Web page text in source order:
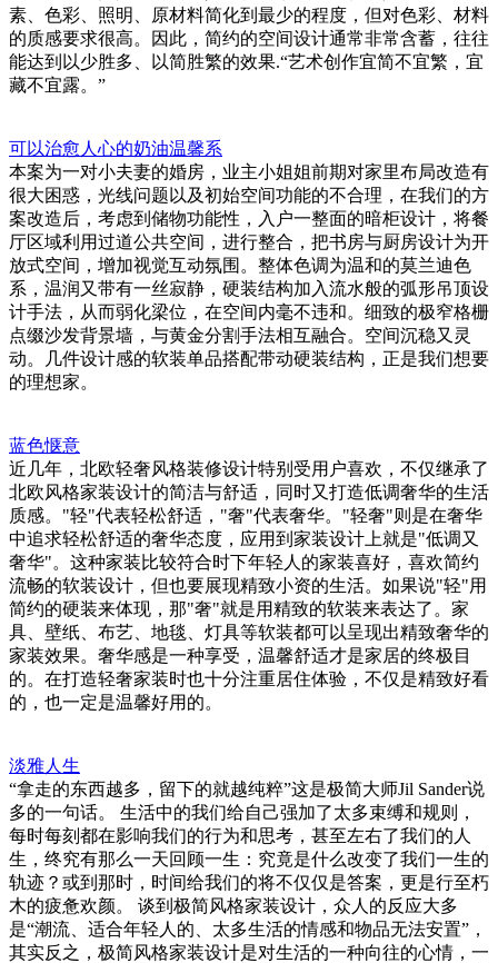
素、色彩、照明、原材料简化到最少的程度，但对色彩、材料
的质感要求很高。因此，简约的空间设计通常非常含蓄，往往
能达到以少胜多、以简胜繁的效果.“艺术创作宜简不宜繁，宜
藏不宜露。”
可以治愈人心的奶油温馨系
本案为一对小夫妻的婚房，业主小姐姐前期对家里布局改造有
很大困惑，光线问题以及初始空间功能的不合理，在我们的方
案改造后，考虑到储物功能性，入户一整面的暗柜设计，将餐
厅区域利用过道公共空间，进行整合，把书房与厨房设计为开
放式空间，增加视觉互动氛围。整体色调为温和的莫兰迪色
系，温润又带有一丝寂静，硬装结构加入流水般的弧形吊顶设
计手法，从而弱化梁位，在空间内毫不违和。细致的极窄格栅
点缀沙发背景墙，与黄金分割手法相互融合。空间沉稳又灵
动。几件设计感的软装单品搭配带动硬装结构，正是我们想要
的理想家。
蓝色惬意
近几年，北欧轻奢风格装修设计特别受用户喜欢，不仅继承了
北欧风格家装设计的简洁与舒适，同时又打造低调奢华的生活
质感。"轻"代表轻松舒适，"奢"代表奢华。"轻奢"则是在奢华
中追求轻松舒适的奢华态度，应用到家装设计上就是"低调又
奢华"。这种家装比较符合时下年轻人的家装喜好，喜欢简约
流畅的软装设计，但也要展现精致小资的生活。如果说"轻"用
简约的硬装来体现，那"奢"就是用精致的软装来表达了。家
具、壁纸、布艺、地毯、灯具等软装都可以呈现出精致奢华的
家装效果。奢华感是一种享受，温馨舒适才是家居的终极目
的。在打造轻奢家装时也十分注重居住体验，不仅是精致好看
的，也一定是温馨好用的。
淡雅人生
“拿走的东西越多，留下的就越纯粹”这是极简大师Jil Sander说
多的一句话。 生活中的我们给自己强加了太多束缚和规则，
每时每刻都在影响我们的行为和思考，甚至左右了我们的人
生，终究有那么一天回顾一生：究竟是什么改变了我们一生的
轨迹？或到那时，时间给我们的将不仅仅是答案，更是行至朽
木的疲惫欢颜。 谈到极简风格家装设计，众人的反应大多
是“潮流、适合年轻人的、太多生活的情感和物品无法安置”，
其实反之，极简风格家装设计是对生活的一种向往的心情，一